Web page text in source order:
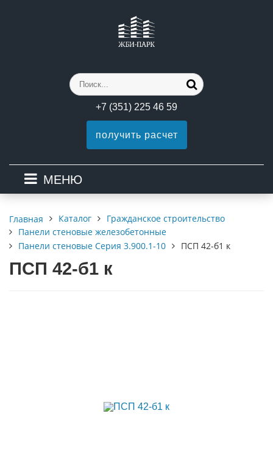
+7 (351) 225 46 59
получить расчет
МЕНЮ
Главная Каталог
Гражданское строительство
Панели стеновые железобетонные
Панели стеновые Серия 3.900.1-10
ПСП 42-б1 к
ПСП 42-б1 к